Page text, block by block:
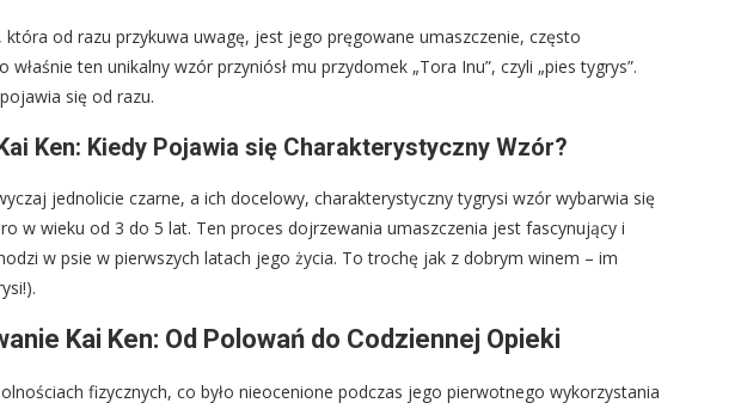
która od razu przykuwa uwagę, jest jego pręgowane umaszczenie, często
ten unikalny wzór przyniósł mu przydomek „Tora Inu”, czyli „pies tygrys”.
się od razu.
Ken: Kiedy Pojawia się Charakterystyczny Wzór?
jednolicie czarne, a ich docelowy, charakterystyczny tygrysi wzór wybarwia się
w wieku od 3 do 5 lat. Ten proces dojrzewania umaszczenia jest fascynujący i
w psie w pierwszych latach jego życia. To trochę jak z dobrym winem – im
Kai Ken: Od Polowań do Codziennej Opieki
fizycznych, co było nieocenione podczas jego pierwotnego wykorzystania